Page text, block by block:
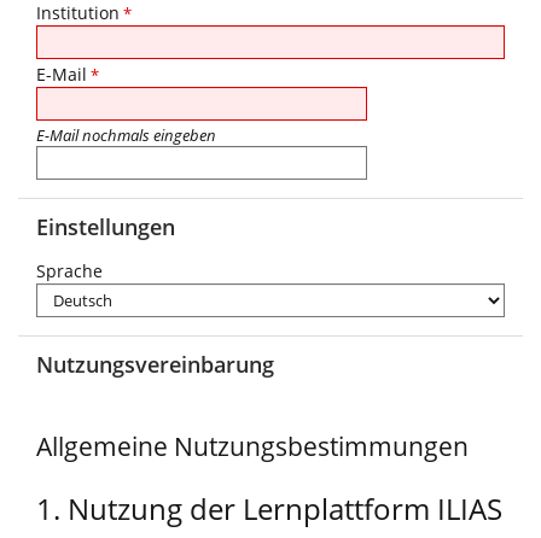
Institution *
E-Mail *
E-Mail nochmals eingeben
Einstellungen
Sprache
Nutzungsvereinbarung
Allgemeine Nutzungsbestimmungen
1. Nutzung der Lernplattform ILIAS